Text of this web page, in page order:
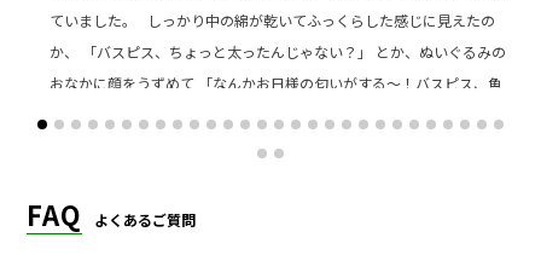
ていました。 しっかり中の綿が乾いてふっくらした感じに見えたの
か、 「バスピス、ちょっと太ったんじゃない？」 とか、ぬいぐるみの
おなかに顔をうずめて 「なんかお日様の匂いがする～！バスピス、魚
た。 一時は、娘の大切なぬいぐるみを、私の洗濯の失敗から手放すよ
こうしてまた娘と一緒に布団にくるまっているバスピスが見れて良かっ
たです。 また、他のぬいぐるみ達もお願いするかもしれませんが、 そ
FAQ よくあるご質問